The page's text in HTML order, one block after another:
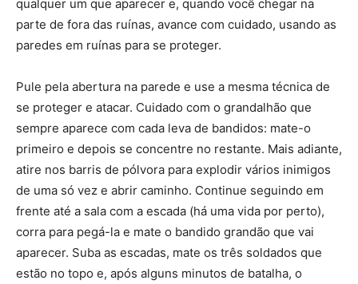
qualquer um que aparecer e, quando você chegar na
parte de fora das ruínas, avance com cuidado, usando as
paredes em ruínas para se proteger.
Pule pela abertura na parede e use a mesma técnica de
se proteger e atacar. Cuidado com o grandalhão que
sempre aparece com cada leva de bandidos: mate-o
primeiro e depois se concentre no restante. Mais adiante,
atire nos barris de pólvora para explodir vários inimigos
de uma só vez e abrir caminho. Continue seguindo em
frente até a sala com a escada (há uma vida por perto),
corra para pegá-la e mate o bandido grandão que vai
aparecer. Suba as escadas, mate os três soldados que
estão no topo e, após alguns minutos de batalha, o